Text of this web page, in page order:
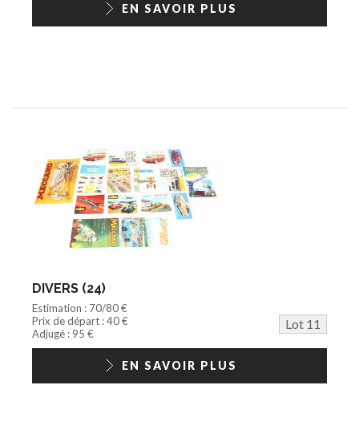
EN SAVOIR PLUS
DIVERS (24)
Estimation : 70/80 €
Prix de départ : 40 €
Lot 11
Adjugé : 95 €
EN SAVOIR PLUS